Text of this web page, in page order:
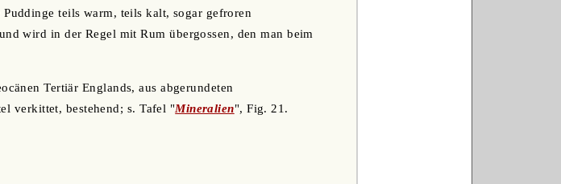
teils warm, teils kalt, sogar gefroren
wird in der Regel mit Rum übergossen, den man beim
Tertiär Englands, aus abgerundeten
verkittet, bestehend; s. Tafel "Mineralien", Fig. 21.